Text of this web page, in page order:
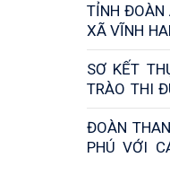
TỈNH ĐOÀN
XÃ VĨNH
THANH
SƠ KẾT
TRÀO THI
2026
ĐOÀN
PHÚ VỚI